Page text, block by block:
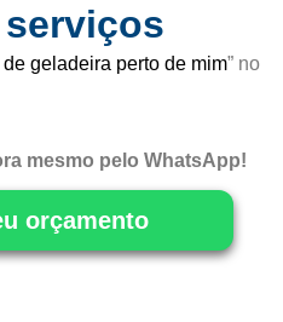
geladeira perto de mim” no
mesmo pelo WhatsApp!
orçamento